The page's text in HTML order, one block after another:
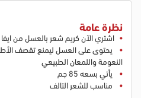
نظرة عامة
اشتري الآن كريم شعر بالعسل من
يحتوى على العسل ليمنع تقصف
النعومة واللمعان الطبيعي
يأتي بسعه 85 جم
مناسب للشعر التالف